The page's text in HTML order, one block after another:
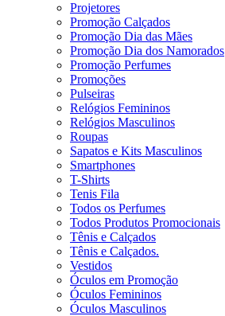
Projetores
Promoção Calçados
Promoção Dia das Mães
Promoção Dia dos Namorados
Promoção Perfumes
Promoções
Pulseiras
Relógios Femininos
Relógios Masculinos
Roupas
Sapatos e Kits Masculinos
Smartphones
T-Shirts
Tenis Fila
Todos os Perfumes
Todos Produtos Promocionais
Tênis e Calçados
Tênis e Calçados.
Vestidos
Óculos em Promoção
Óculos Femininos
Óculos Masculinos